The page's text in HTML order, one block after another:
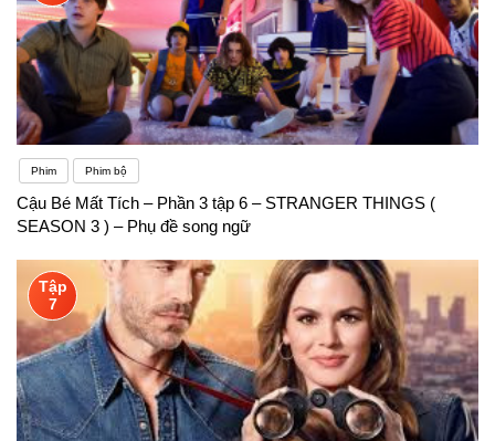
Phim Phim bộ
Cậu Bé Mất Tích – Phần 3 tập 6 – STRANGER THINGS (
SEASON 3 ) – Phụ đề song ngữ
Tập
7